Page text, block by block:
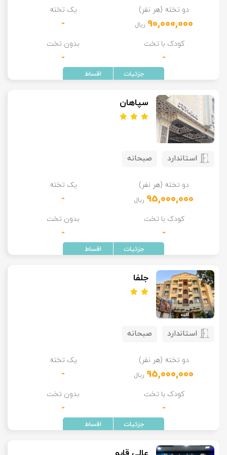
دو تخته (هر نفر)
90,000,000 ریال
یک تخته
-
کودک با تخت
-
بدون تخت
-
سپاهان
استاندارد صبحانه
دو تخته (هر نفر)
95,000,000 ریال
یک تخته
-
کودک با تخت
-
بدون تخت
-
جلفا
استاندارد صبحانه
دو تخته (هر نفر)
95,000,000 ریال
یک تخته
-
کودک با تخت
-
بدون تخت
-
تور کاشان
تور اصفهان
تور ترکمن صحرا